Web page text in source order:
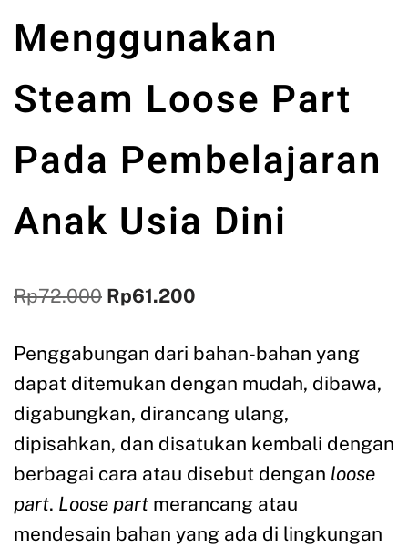
Menggunakan
Steam Loose Part
Pada Pembelajaran
Anak Usia Dini
Rp72.000 Rp61.200
Penggabungan dari bahan-bahan yang
dapat ditemukan dengan mudah, dibawa,
digabungkan, dirancang ulang,
dipisahkan, dan disatukan kembali dengan
berbagai cara atau disebut dengan loose
part. Loose part merancang atau
mendesain bahan yang ada di lingkungan